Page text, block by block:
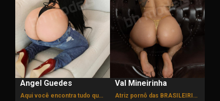
Angel Guedes
Aqui você encontra tudo que deseja! Estilo namoradinha.
Val Mineirinha
Atriz pornô das BRASILEIRINHAS FILMES.